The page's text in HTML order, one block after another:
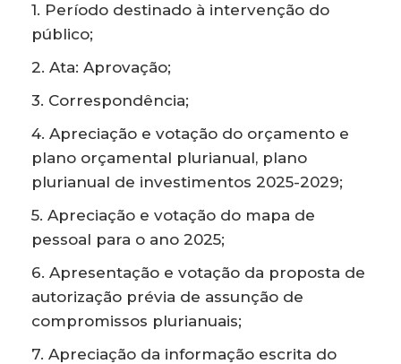
1. Período destinado à intervenção do
público;
2. Ata: Aprovação;
3. Correspondência;
4. Apreciação e votação do orçamento e
plano orçamental plurianual, plano
plurianual de investimentos 2025-2029;
5. Apreciação e votação do mapa de
pessoal para o ano 2025;
6. Apresentação e votação da proposta de
autorização prévia de assunção de
compromissos plurianuais;
7. Apreciação da informação escrita do